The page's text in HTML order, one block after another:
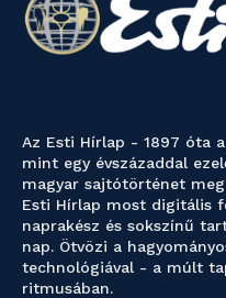
Az Esti Hírlap - 1897 óta
mint egy évszázaddal
magyar sajtótörténet
Esti Hírlap most digitális
naprakész és sokszínű
nap. Ötvözi a
technológiával - a múlt
ritmusában.